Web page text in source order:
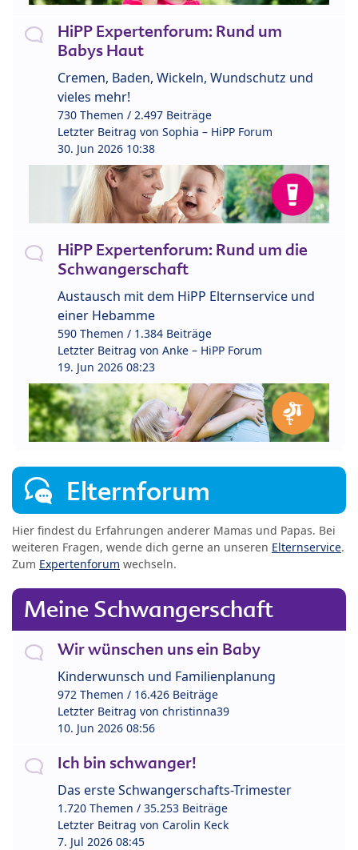
HiPP Expertenforum: Rund um
Babys Haut
Cremen, Baden, Wickeln, Wundschutz und
vieles mehr!
730 Themen / 2.497 Beiträge
Letzter Beitrag von Sophia – HiPP Forum
30. Jun 2026 10:38
HiPP Expertenforum: Rund um die
Schwangerschaft
Austausch mit dem HiPP Elternservice und
einer Hebamme
590 Themen / 1.384 Beiträge
Letzter Beitrag von Anke – HiPP Forum
19. Jun 2026 08:23
Elternforum
Hier findest du Erfahrungen anderer Mamas und Papas. Bei
weiteren Fragen, wende dich gerne an unseren Elternservice.
Zum Expertenforum wechseln.
Meine Schwangerschaft
Wir wünschen uns ein Baby
Kinderwunsch und Familienplanung
972 Themen / 16.426 Beiträge
Letzter Beitrag von christinna39
10. Jun 2026 08:56
Ich bin schwanger!
Das erste Schwangerschafts-Trimester
1.720 Themen / 35.253 Beiträge
Letzter Beitrag von Carolin Keck
7. Jul 2026 08:45